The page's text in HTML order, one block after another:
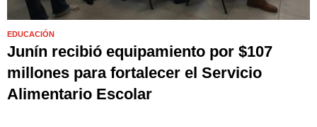
EDUCACIÓN
Junín recibió equipamiento por $107
millones para fortalecer el Servicio
Alimentario Escolar